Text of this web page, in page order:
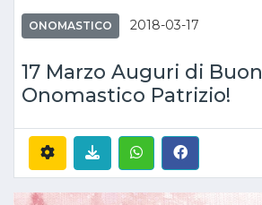
ONOMASTICO 2018-03-17
17 Marzo Auguri di Buon
Onomastico Patrizio!